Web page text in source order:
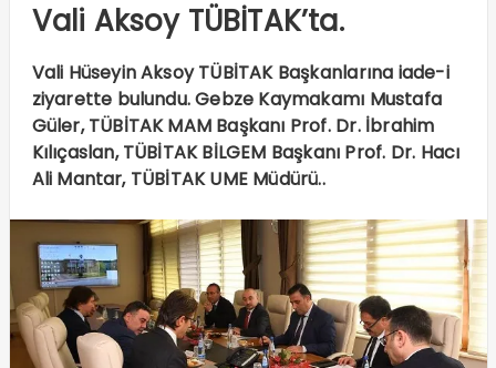
Vali Aksoy TÜBİTAK’ta.
Vali Hüseyin Aksoy TÜBİTAK Başkanlarına iade-i
ziyarette bulundu. Gebze Kaymakamı Mustafa
Güler, TÜBİTAK MAM Başkanı Prof. Dr. İbrahim
Kılıçaslan, TÜBİTAK BİLGEM Başkanı Prof. Dr. Hacı
Ali Mantar, TÜBİTAK UME Müdürü..